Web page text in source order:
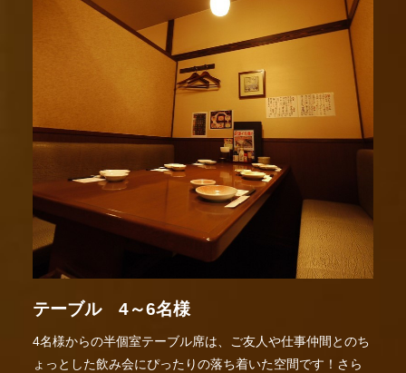
テーブル 4～6名様
4名様からの半個室テーブル席は、ご友人や仕事仲間とのち
ょっとした飲み会にぴったりの落ち着いた空間です！さら